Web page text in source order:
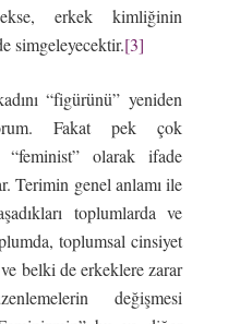
erkek kimliğinin
simgeleyecektir.[3]
“figürünü” yeniden
Fakat pek çok
olarak ifade
Terimin genel anlamı ile
toplumlarda ve
toplumsal cinsiyet
belki de erkeklere zarar
değişmesi